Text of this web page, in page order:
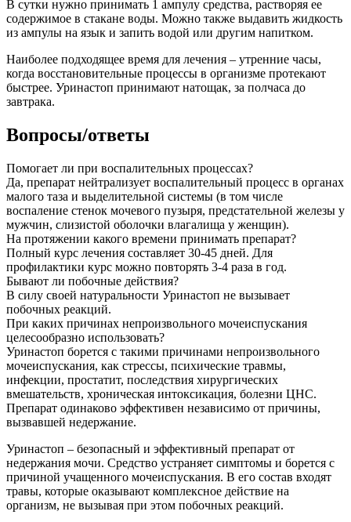
В сутки нужно принимать 1 ампулу средства, растворяя ее
содержимое в стакане воды. Можно также выдавить жидкость
из ампулы на язык и запить водой или другим напитком.
Наиболее подходящее время для лечения – утренние часы,
когда восстановительные процессы в организме протекают
быстрее. Уринастоп принимают натощак, за полчаса до
завтрака.
Вопросы/ответы
Помогает ли при воспалительных процессах?
Да, препарат нейтрализует воспалительный процесс в органах
малого таза и выделительной системы (в том числе
воспаление стенок мочевого пузыря, предстательной железы у
мужчин, слизистой оболочки влагалища у женщин).
На протяжении какого времени принимать препарат?
Полный курс лечения составляет 30-45 дней. Для
профилактики курс можно повторять 3-4 раза в год.
Бывают ли побочные действия?
В силу своей натуральности Уринастоп не вызывает
побочных реакций.
При каких причинах непроизвольного мочеиспускания
целесообразно использовать?
Уринастоп борется с такими причинами непроизвольного
мочеиспускания, как стрессы, психические травмы,
инфекции, простатит, последствия хирургических
вмешательств, хроническая интоксикация, болезни ЦНС.
Препарат одинаково эффективен независимо от причины,
вызвавшей недержание.
Уринастоп – безопасный и эффективный препарат от
недержания мочи. Средство устраняет симптомы и борется с
причиной учащенного мочеиспускания. В его состав входят
травы, которые оказывают комплексное действие на
организм, не вызывая при этом побочных реакций.